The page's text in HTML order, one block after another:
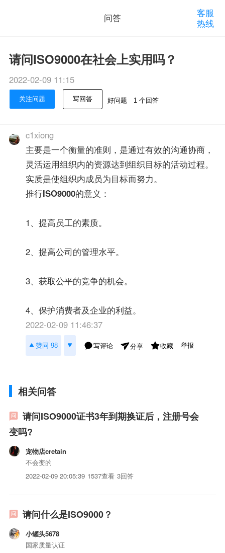
问答
客服
热线
请问ISO9000在社会上实用吗？
2022-02-09 11:15
关注问题 写回答 好问题 1 个回答
c1xiong
主要是一个衡量的准则，是通过有效的沟通协商，
灵活运用组织内的资源达到组织目标的活动过程。
实质是使组织内成员为目标而努力。
推行ISO9000的意义：
1、提高员工的素质。
2、提高公司的管理水平。
3、获取公平的竞争的机会。
4、保护消费者及企业的利益。
2022-02-09 11:46:37
赞同 98 写评论 分享 收藏 举报
相关问答
请问ISO9000证书3年到期换证后，注册号会
变吗?
宠物店cretain
不会变的
2022-02-09 20:05:39 1537查看 3回答
请问什么是ISO9000？
小罐头5678
国家质量认证